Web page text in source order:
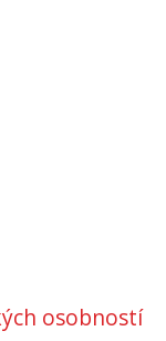
osobností